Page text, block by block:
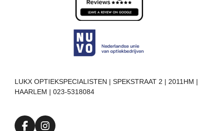
LUKX OPTIEKSPECIALISTEN | SPEKSTRAAT 2 | 2011HM |
HAARLEM | 023-5318084